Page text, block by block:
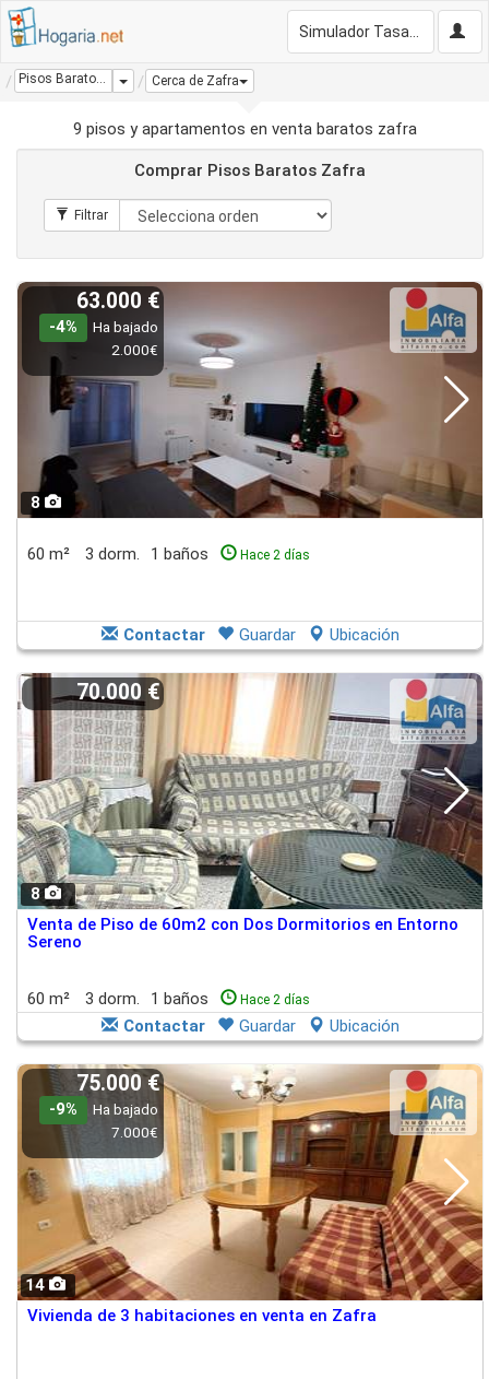
Pisos Baratos Zafra Dropdown
Cerca de Zafra
9 pisos y apartamentos en venta baratos zafra
Comprar Pisos Baratos Zafra
8
63.000 €
-4%
Ha bajado
2.000€
60 m² 3 dorm. 1 baños Hace 2 días
Contactar Guardar Ubicación
8
70.000 €
Venta de Piso de 60m2 con Dos Dormitorios en Entorno
Sereno
60 m² 3 dorm. 1 baños Hace 2 días
Contactar Guardar Ubicación
14
75.000 €
-9%
Ha bajado
7.000€
Vivienda de 3 habitaciones en venta en Zafra